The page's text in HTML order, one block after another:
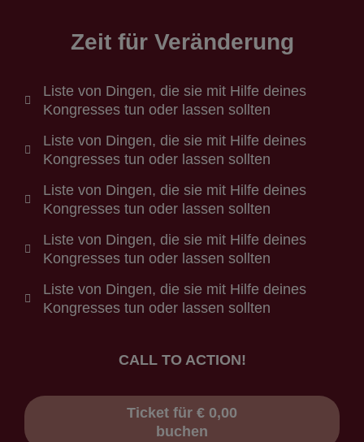
Zeit für Veränderung
Liste von Dingen, die sie mit Hilfe deines
Kongresses tun oder lassen sollten
Liste von Dingen, die sie mit Hilfe deines
Kongresses tun oder lassen sollten
Liste von Dingen, die sie mit Hilfe deines
Kongresses tun oder lassen sollten
Liste von Dingen, die sie mit Hilfe deines
Kongresses tun oder lassen sollten
Liste von Dingen, die sie mit Hilfe deines
Kongresses tun oder lassen sollten
CALL TO ACTION!
Ticket für € 0,00
buchen